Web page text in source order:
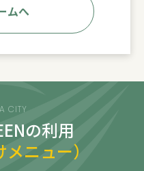
ムへ
CITY
の利用
ニュー）